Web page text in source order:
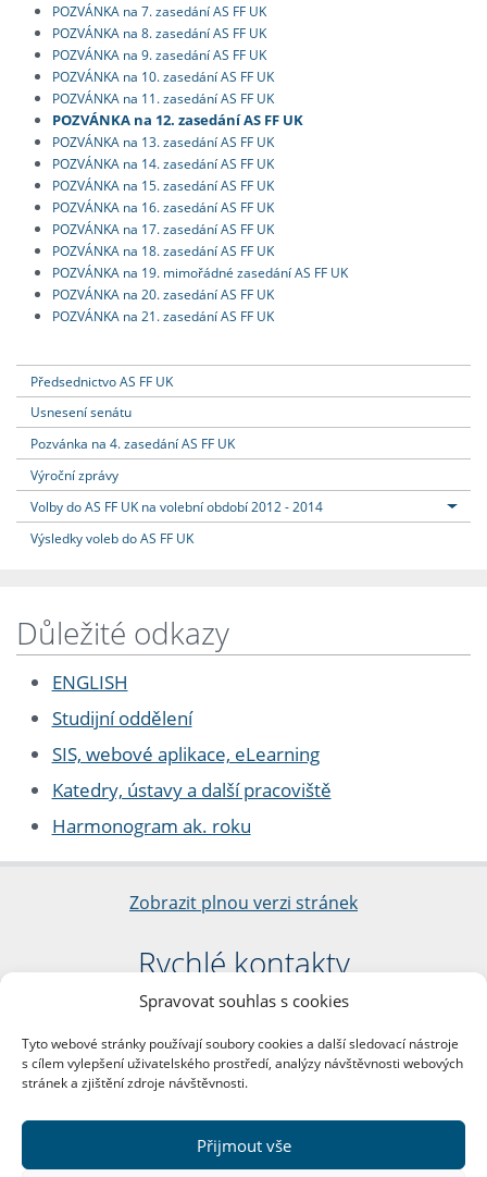
Spravovat souhlas s cookies
Tyto webové stránky používají soubory cookies a další sledovací nástroje
s cílem vylepšení uživatelského prostředí, analýzy návštěvnosti webových
stránek a zjištění zdroje návštěvnosti.
Přijmout vše
POZVÁNKA na 7. zasedání AS FF UK
POZVÁNKA na 8. zasedání AS FF UK
POZVÁNKA na 9. zasedání AS FF UK
POZVÁNKA na 10. zasedání AS FF UK
POZVÁNKA na 11. zasedání AS FF UK
POZVÁNKA na 12. zasedání AS FF UK
POZVÁNKA na 13. zasedání AS FF UK
POZVÁNKA na 14. zasedání AS FF UK
POZVÁNKA na 15. zasedání AS FF UK
POZVÁNKA na 16. zasedání AS FF UK
POZVÁNKA na 17. zasedání AS FF UK
POZVÁNKA na 18. zasedání AS FF UK
POZVÁNKA na 19. mimořádné zasedání AS FF UK
POZVÁNKA na 20. zasedání AS FF UK
POZVÁNKA na 21. zasedání AS FF UK
Předsednictvo AS FF UK
Usnesení senátu
Pozvánka na 4. zasedání AS FF UK
Výroční zprávy
Volby do AS FF UK na volební období 2012 - 2014
Výsledky voleb do AS FF UK
Důležité odkazy
ENGLISH
Studijní oddělení
SIS, webové aplikace, eLearning
Katedry, ústavy a další pracoviště
Harmonogram ak. roku
Zobrazit plnou verzi stránek
Rychlé kontakty
Filozofická fakulta
nám. Jana Palacha 1/2
116 38 Praha 1
DIČ: CZ00216208